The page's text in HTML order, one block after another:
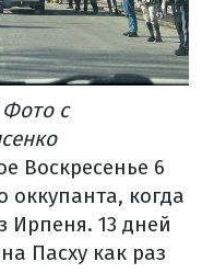
с
Воскресенье 6
оккупанта, когда
Ирпеня. 13 дней
Пасху как раз